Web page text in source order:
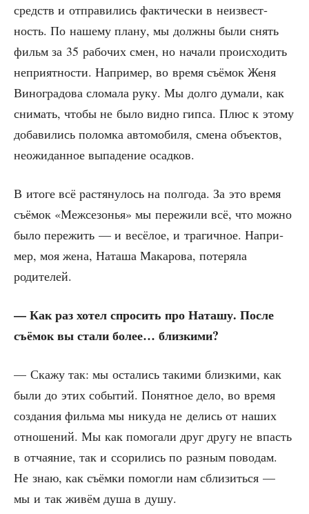
средств и отпра­ви­лись фак­ти­че­ски в неиз­вест­
ность. По наше­му пла­ну, мы долж­ны были снять
фильм за 35 рабо­чих смен, но нача­ли про­ис­хо­дить
непри­ят­но­сти. Напри­мер, во вре­мя съё­мок Женя
Вино­гра­до­ва сло­ма­ла руку. Мы дол­го дума­ли, как
сни­мать, что­бы не было вид­но гип­са. Плюс к это­му
доба­ви­лись полом­ка авто­мо­би­ля, сме­на объ­ек­тов,
неожи­дан­ное выпа­де­ние осадков.
В ито­ге всё рас­тя­ну­лось на пол­го­да. За это вре­мя
съё­мок «Меж­се­зо­нья» мы пере­жи­ли всё, что мож­но
было пере­жить — и весё­лое, и тра­гич­ное. Напри­
мер, моя жена, Ната­ша Мака­ро­ва, поте­ря­ла
родителей.
— Как раз хотел спро­сить про Ната­шу. После
съё­мок вы ста­ли более… близкими?
— Ска­жу так: мы оста­лись таки­ми близ­ки­ми, как
были до этих собы­тий. Понят­ное дело, во вре­мя
созда­ния филь­ма мы нику­да не делись от наших
отно­ше­ний. Мы как помо­га­ли друг дру­гу не впасть
в отча­я­ние, так и ссо­ри­лись по раз­ным пово­дам.
Не знаю, как съём­ки помог­ли нам сбли­зить­ся —
мы и так живём душа в душу.